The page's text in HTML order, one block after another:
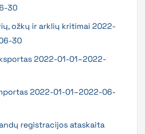
30
ožkų ir arklių kritimai 2022-
30
2022-01-01–2022-
2022-01-01–2022-06-
registracijos ataskaita